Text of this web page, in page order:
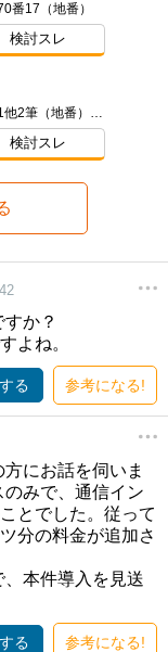
番17（地番）
検討スレ
東京都板橋区加賀１-3356-1他2筆（地番）ほか
検討スレ
か？
よね。
る 参考になる!
にお話を伺いま
みで、通信イン
とでした。従って
分の料金が追加さ
本件導入を見送
る 参考になる!